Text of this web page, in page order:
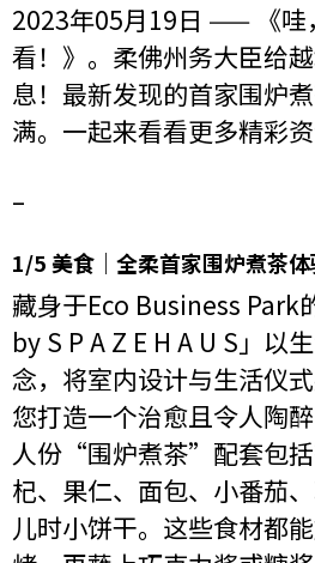
2023年05月19日 —— 《哇
看！》。柔佛州务大臣给
息！最新发现的首家围炉
满。一起来看看更多精彩资
–
1/5 美食｜全柔首家围炉煮茶体
藏身于Eco Business
by S P A Z E H A U S」以
念，将室内设计与生活仪
您打造一个治愈且令人陶
人份“围炉煮茶”配套包
杞、果仁、面包、小番茄
儿时小饼干。这些食材都